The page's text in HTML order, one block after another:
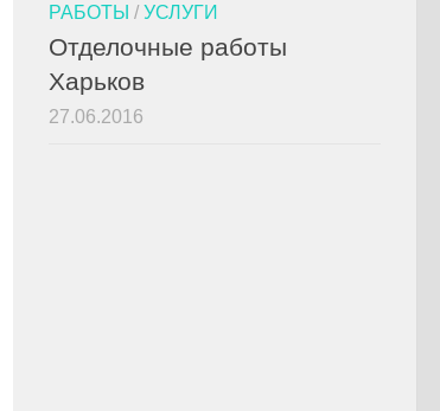
РАБОТЫ / УСЛУГИ
Отделочные работы
Харьков
27.06.2016